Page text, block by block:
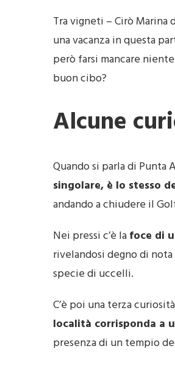
Tra vigneti – Cirò
una vacanza in questa
però farsi mancare
buon cibo?
Alcune
Quando si parla di Punta
singolare, è lo stesso
andando a chiudere il
Nei pressi c’è lafoce di
rivelandosi degno di
specie di uccelli.
C’è poi una terza
località corrisponda a
presenza di un tempio